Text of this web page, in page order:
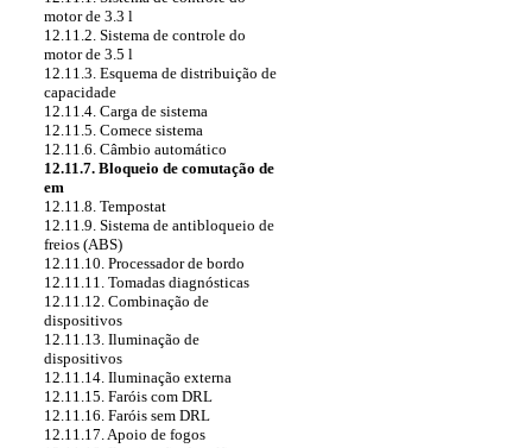
motor de 3.3 l
12.11.2. Sistema de controle do
motor de 3.5 l
12.11.3. Esquema de distribuição de
capacidade
12.11.4. Carga de sistema
12.11.5. Comece sistema
12.11.6. Câmbio automático
12.11.7. Bloqueio de comutação de
em
12.11.8. Tempostat
12.11.9. Sistema de antibloqueio de
freios (ABS)
12.11.10. Processador de bordo
12.11.11. Tomadas diagnósticas
12.11.12. Combinação de
dispositivos
12.11.13. Iluminação de
dispositivos
12.11.14. Iluminação externa
12.11.15. Faróis com DRL
12.11.16. Faróis sem DRL
12.11.17. Apoio de fogos